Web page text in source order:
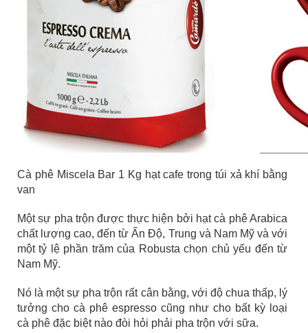
Cà phê Miscela Bar 1 Kg hạt cafe trong túi xả khí bằng
van
Một sự pha trộn được thực hiện bởi hạt cà phê Arabica
chất lượng cao, đến từ Ấn Độ, Trung và Nam Mỹ và với
một tỷ lệ phần trăm của Robusta chọn chủ yếu đến từ
Nam Mỹ.
Nó là một sự pha trộn rất cân bằng, với độ chua thấp, lý
tưởng cho cà phê espresso cũng như cho bất kỳ loại
cà phê đặc biệt nào đòi hỏi phải pha trộn với sữa.